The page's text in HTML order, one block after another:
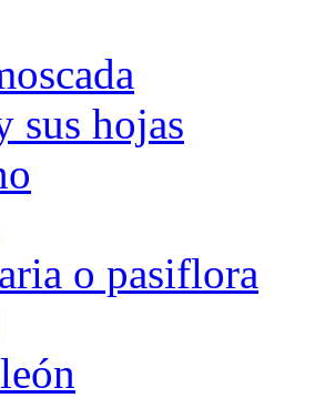
sus hojas
o pasiflora